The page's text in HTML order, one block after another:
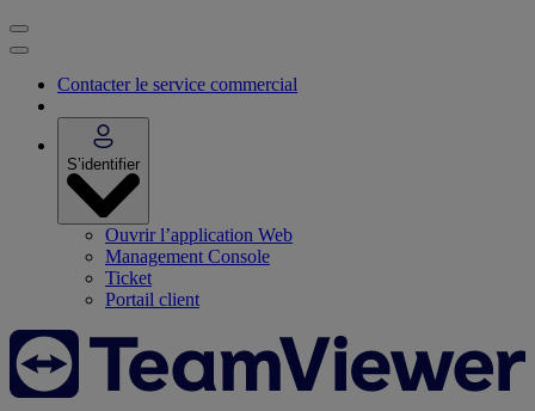
Contacter le service commercial
S’identifier
Ouvrir l’application Web
Management Console
Ticket
Portail client